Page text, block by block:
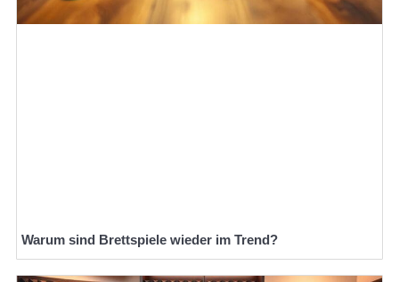
Warum sind Brettspiele wieder im Trend?